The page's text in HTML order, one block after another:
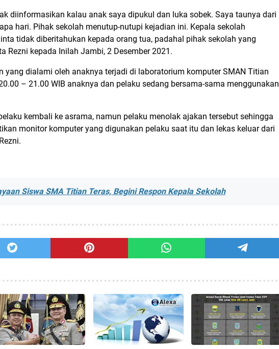
diinformasikan kalau anak saya dipukul dan luka sobek. Saya taunya dari
hari. Pihak sekolah menutup-nutupi kejadian ini. Kepala sekolah
tidak diberitahukan kepada orang tua, padahal pihak sekolah yang
Rezni kepada Inilah Jambi, 2 Desember 2021.
yang dialami oleh anaknya terjadi di laboratorium komputer SMAN Titian
– 21.00 WIB anaknya dan pelaku sedang bersama-sama menggunakan
kembali ke asrama, namun pelaku menolak ajakan tersebut sehingga
monitor komputer yang digunakan pelaku saat itu dan lekas keluar dari
Siswa SMA Titian Teras, Begini Respon Kepala Sekolah